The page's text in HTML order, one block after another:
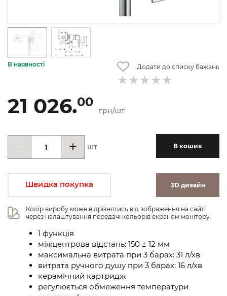
В наявності Додати до списку бажань
21 026.00
грн/шт
шт В кошик
Швидка покупка 3D дизайн
Колір виробу може відрізнятись від зображення на сайті
через налаштування передачі кольорів екраном монітору.
1 функція
міжцентрова відстань: 150 ± 12 мм
максимальна витрата при 3 барах: 31 л/хв
витрата ручного душу при 3 барах: 16 л/хв
керамічний картридж
регулюється обмеження температури